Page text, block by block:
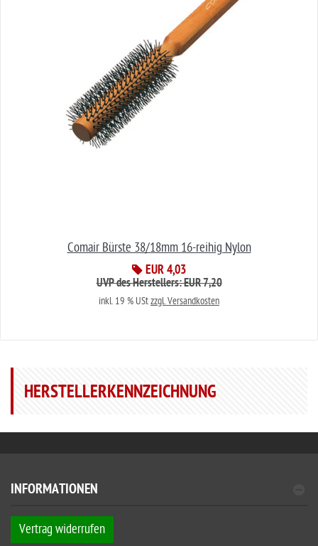
Comair Bürste 38/18mm 16-reihig Nylon
EUR 4,03
UVP des Herstellers: EUR 7,20
inkl. 19 % UStzzgl. Versandkosten
HERSTELLERKENNZEICHNUNG
INFORMATIONEN
Vertrag widerrufen